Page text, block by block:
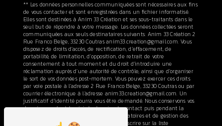
** Les données personnelles communiquées sont nécessaires aux fins
de vous contacter et sont enregistrées dans un fichier informatisé.
Elles sont destinées à Anim 33 Création et ses sous-traitants dans le
seul but de répondre à votre message. Les données collectées seront
communiquées aux seuls destinataires suivants: Anim 33 Création 2
Rue Franco Belge, 33230 Coutras anim33.creation@gmail.com. Vous
disposez de droits d’accès, de rectification, d’effacement, de
portabilité, de limitation, d’opposition, de retrait de votre
consentement à tout moment et du droit d’introduire une
réclamation auprès d’une autorité de contrôle, ainsi que d’organiser
le sort de vos données post-mortem. Vous pouvez exercer ces droits
par voie postale à l'adresse 2 Rue Franco Belge, 33230 Coutras ou par
courrier électronique à l'adresse anim33.creation@gmail.com. Un
justificatif d'identité pourra vous être demandé. Nous conservons vos
données pendant la période de prise de contact puis pendant la
durée de prescription légale aux fins probatoires et de gestion des
contentieux. Vous avez le droit de vous inscrire sur la liste